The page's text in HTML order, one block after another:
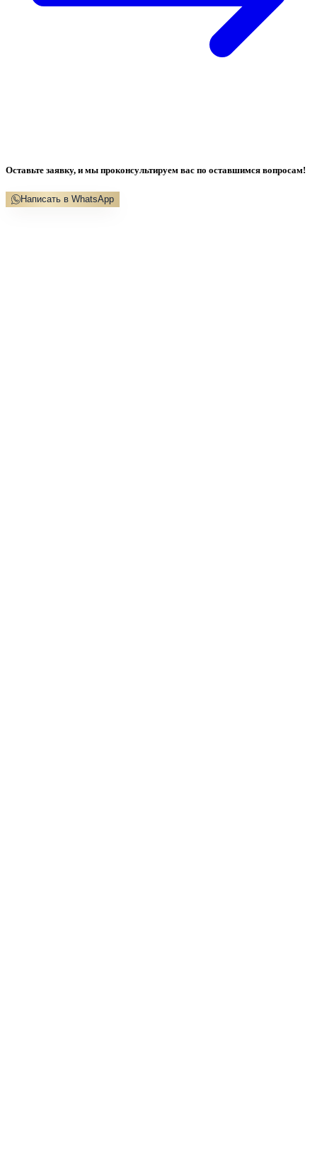
Оставьте заявку, и мы проконсультируем вас по оставшимся вопросам!
Написать в WhatsApp